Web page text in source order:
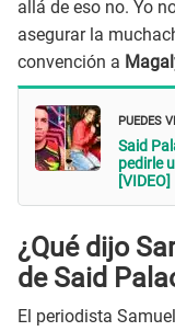
allá de eso no. Yo
asegurar la
convención a
PUEDES
Said
pedirle
[VIDEO]
¿Qué dijo
de Said
El periodista